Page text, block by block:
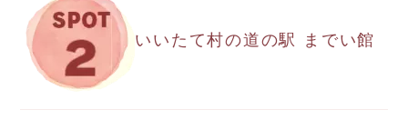
いいたて村の道の駅 までい館